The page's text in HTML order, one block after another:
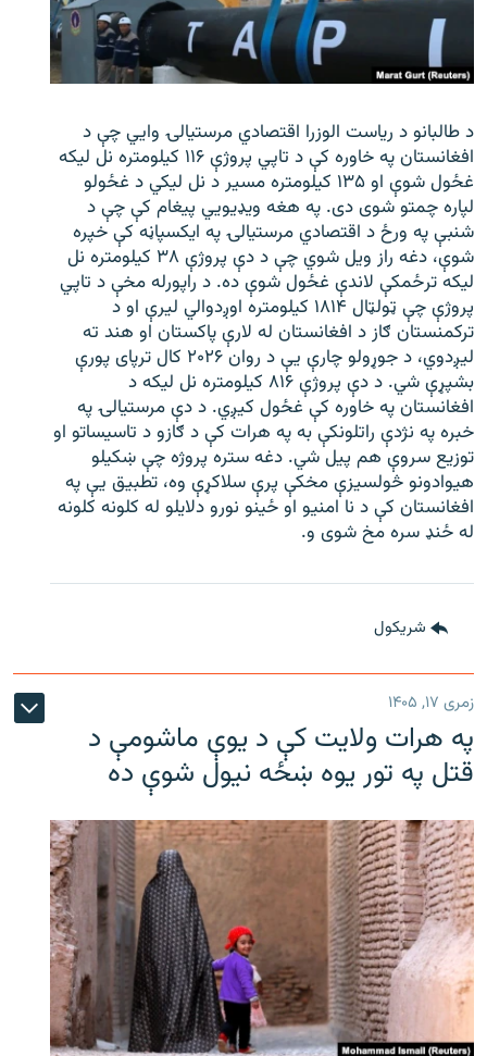
د طالبانو د ریاست الوزرا اقتصادي مرستیالۍ وایي چې د
افغانستان په خاوره کې د تاپي پروژې ۱۱۶ کیلومتره نل لیکه
غځول شوې او ۱۳۵ کیلومتره مسیر د نل لیکي د غځولو
لپاره چمتو شوی دی. په هغه ویډیویي پیغام کې چې د
شنبې په ورځ د اقتصادي مرستیالۍ په ایکسپاڼه کې خپره
شوې، دغه راز ویل شوي چې د دې پروژې ۳۸ کیلومتره نل
لیکه ترځمکې لاندې غځول شوې ده. د راپورله مخې د تاپي
پروژې چې ټولټال ۱۸۱۴ کیلومتره اوږدوالي لیرې او د
ترکمنستان ګاز د افغانستان له لارې پاکستان او هند ته
لیږدوي، د جوړولو چارې یې د روان ۲۰۲۶ کال ترپای پورې
بشپړې شي. د دې پروژې ۸۱۶ کیلومتره نل لیکه د
افغانستان په خاوره کې غځول کیږي. د دې مرستیالۍ په
خبره په نژدې راتلونکې به په هرات کې د ګازو د تاسیساتو او
توزیع سروې هم پیل شي. دغه ستره پروژه چې ښکیلو
هیوادونو څولسیزې مخکې پرې سلاکړې وه، تطبیق یې په
افغانستان کې د نا امنیو او ځینو نورو دلایلو له کلونه کلونه
له ځنډ سره مخ شوی و.
شريکول
زمری ۱۷, ۱۴۰۵
په هرات ولایت کې د یوې ماشومې د
قتل په تور یوه ښځه نیول شوې ده